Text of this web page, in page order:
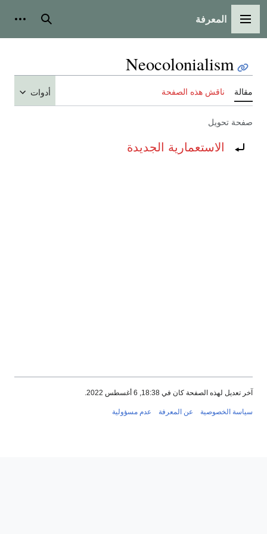
القائمة الرئيسية
المعرفة بحث
Neocolonialism
مقالة ناقش هذه الصفحة أدوات
صفحة تحويل
تحويل إلى:الاستعمارية الجديدة
آخر تعديل لهذه الصفحة كان في 18:38, 6 أغسطس 2022.
سياسة الخصوصية عن المعرفة عدم مسؤولية